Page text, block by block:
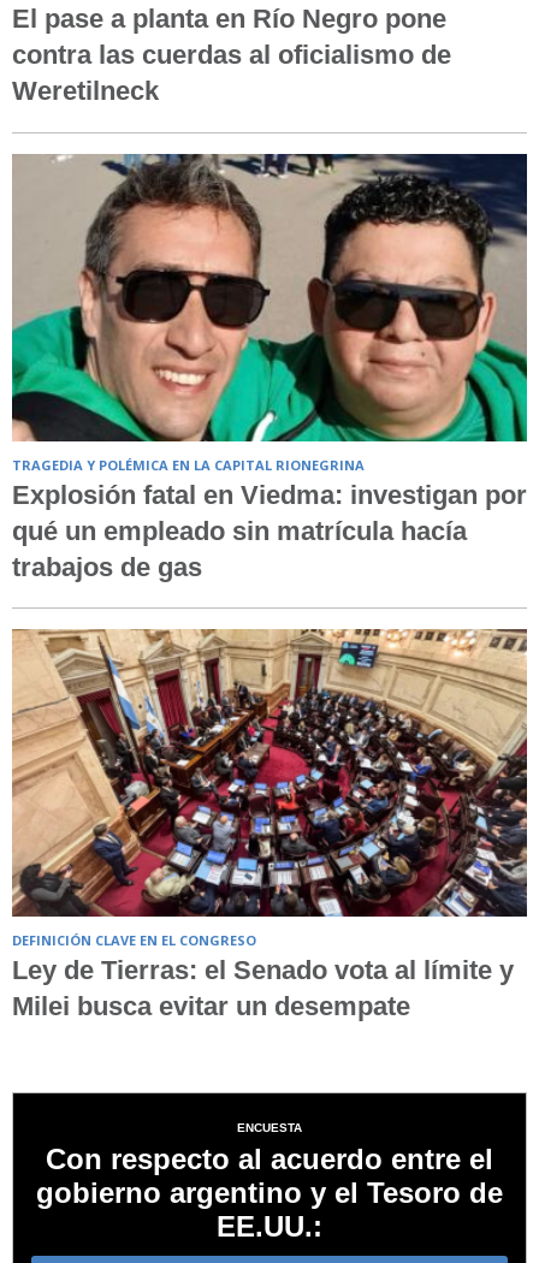
El pase a planta en Río Negro pone
contra las cuerdas al oficialismo de
Weretilneck
TRAGEDIA Y POLÉMICA EN LA CAPITAL RIONEGRINA
Explosión fatal en Viedma: investigan por
qué un empleado sin matrícula hacía
trabajos de gas
DEFINICIÓN CLAVE EN EL CONGRESO
Ley de Tierras: el Senado vota al límite y
Milei busca evitar un desempate
ENCUESTA
Con respecto al acuerdo entre el
gobierno argentino y el Tesoro de
EE.UU.: